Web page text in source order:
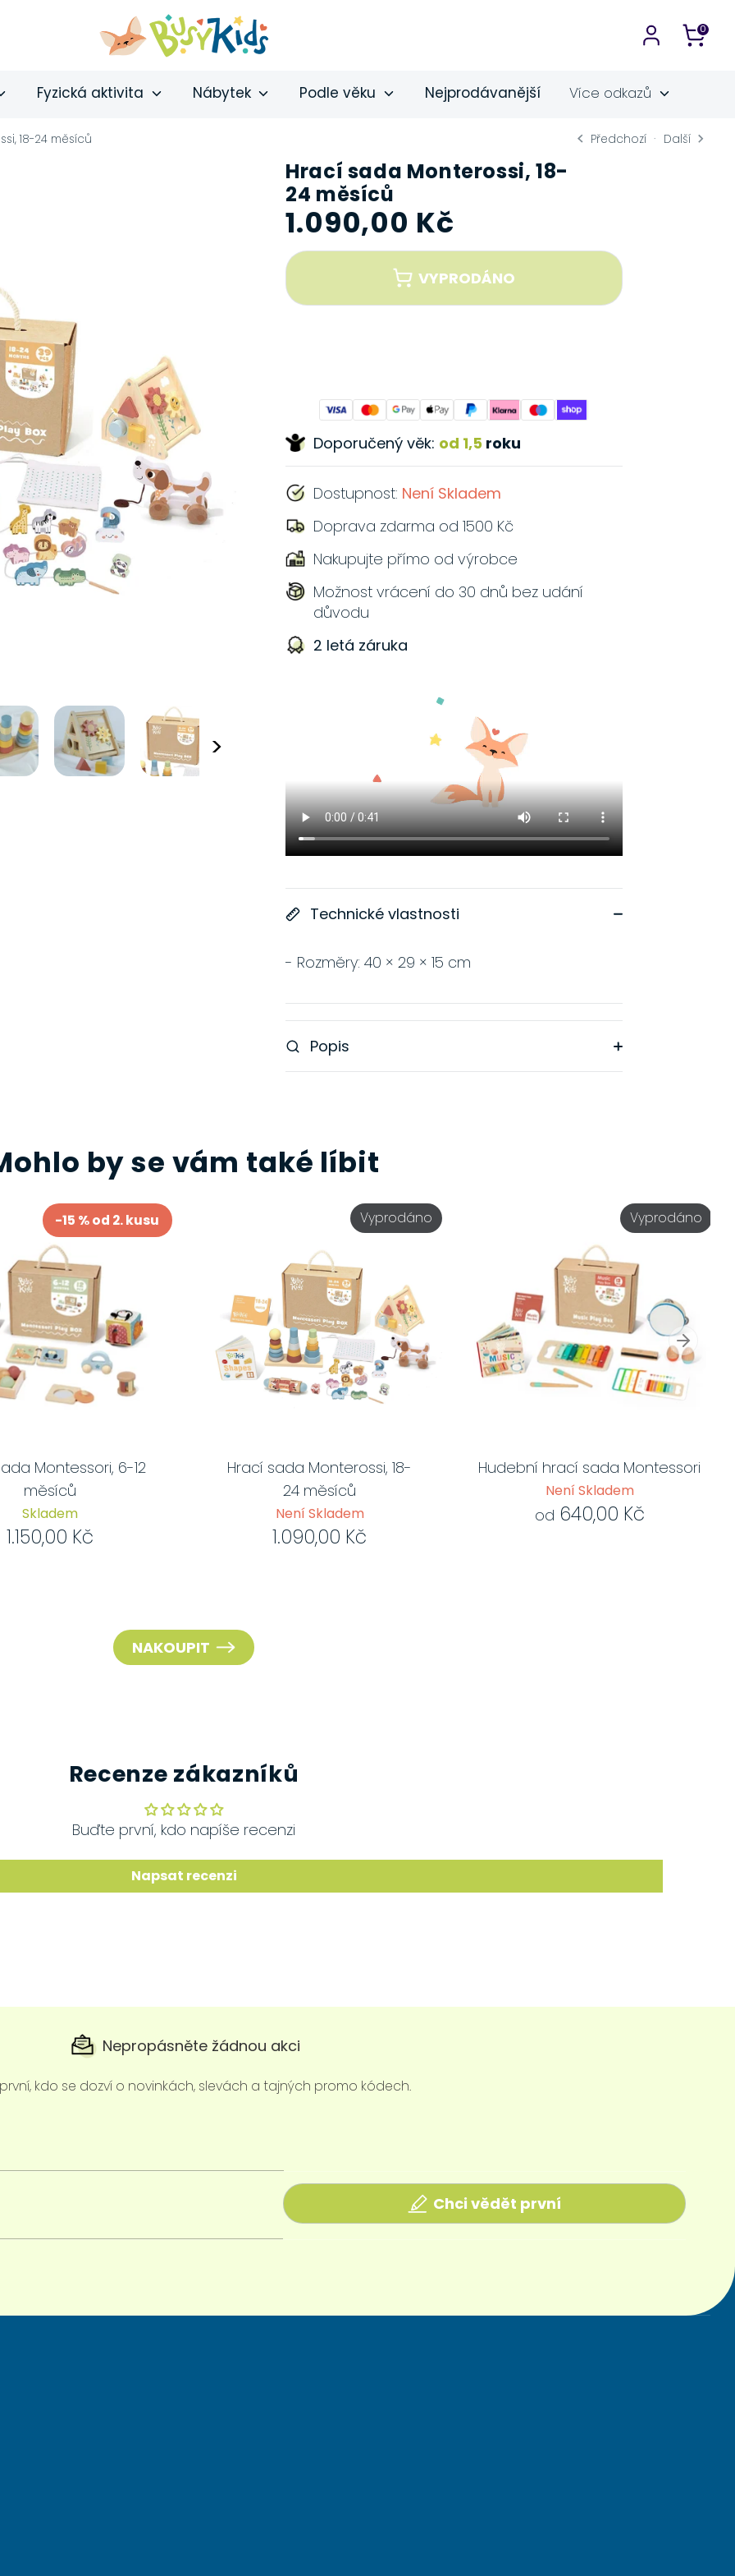
0
Fyzická aktivita Nábytek Podle věku Nejprodávanější Více odkazů
18-24 měsíců Předchozí Další
>
Hrací sada Monterossi, 18-
24 měsíců
1.090,00 Kč
VYPRODÁNO
Doporučený věk: od 1,5 roku
Dostupnost: Není Skladem
Doprava zdarma od 1500 Kč
Nakupujte přímo od výrobce
Možnost vrácení do 30 dnů bez udání
důvodu
2 letá záruka
Technické vlastnosti
- Rozměry: 40 × 29 × 15 cm
Popis
by se vám také líbit
Montessori, 6-12
měsíců
Skladem
1.150,00 Kč
-15 % od 2. kusu
Hrací sada Monterossi, 18-
24 měsíců
Není Skladem
1.090,00 Kč
Vyprodáno
Hudební hrací sada Montessori
Není Skladem
od 640,00 Kč
Vyprodáno
NAKOUPIT
Recenze zákazníků
Buďte první, kdo napíše recenzi
Napsat recenzi
Nepropásněte žádnou akci
kdo se dozví o novinkách, slevách a tajných promo kódech.
Chci vědět první